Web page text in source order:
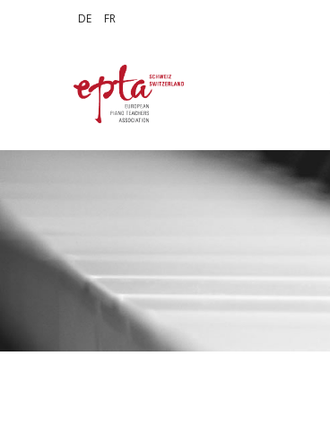
Sprache auswählen
DE FR